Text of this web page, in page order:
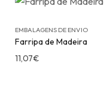
EMBALAGENS DE ENVIO
Farripa de Madeira
11,07€